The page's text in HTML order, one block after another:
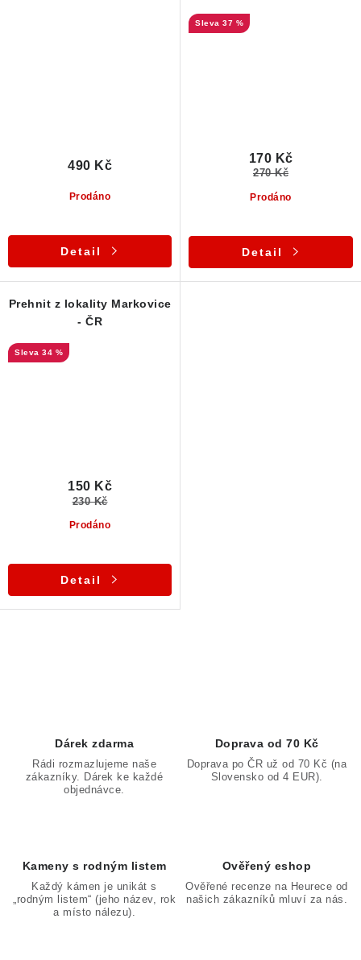
Prodáno
490 Kč
Detail
37 %
Prodáno
170 Kč
270 Kč
Detail
Prehnit z lokality Markovice
- ČR
34 %
Prodáno
150 Kč
230 Kč
Detail
y
Dárek zdarma
Rádi rozmazlujeme naše
zákazníky. Dárek ke každé
objednávce.
Doprava od 70 Kč
Doprava po ČR už od 70 Kč (na
Slovensko od 4 EUR).
Kameny s rodným listem
Každý kámen je unikát s
„rodným listem“ (jeho název, rok
a místo nálezu).
Ověřený eshop
Ověřené recenze na Heurece od
našich zákazníků mluví za nás.